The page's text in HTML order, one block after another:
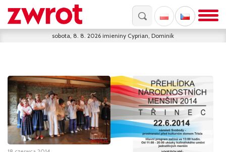
sobota, 8. 8. 2026 imieniny Cyprian, Dominik